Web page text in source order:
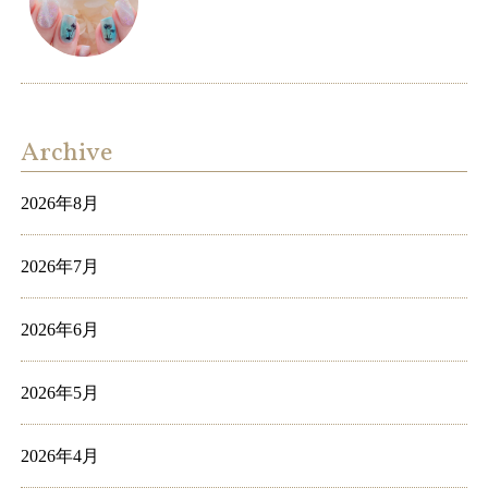
Archive
2026年8月
2026年7月
2026年6月
2026年5月
2026年4月